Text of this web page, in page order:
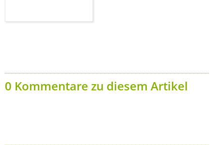
0 Kommentare zu diesem Artikel